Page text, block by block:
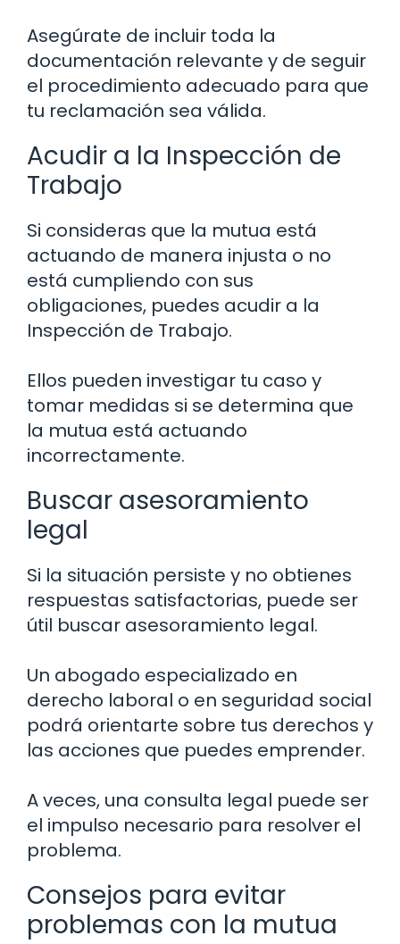
Asegúrate de incluir toda la
documentación relevante y de seguir
el procedimiento adecuado para que
tu reclamación sea válida.
Acudir a la Inspección de
Trabajo
Si consideras que la mutua está
actuando de manera injusta o no
está cumpliendo con sus
obligaciones, puedes acudir a la
Inspección de Trabajo.
Ellos pueden investigar tu caso y
tomar medidas si se determina que
la mutua está actuando
incorrectamente.
Buscar asesoramiento
legal
Si la situación persiste y no obtienes
respuestas satisfactorias, puede ser
útil buscar asesoramiento legal.
Un abogado especializado en
derecho laboral o en seguridad social
podrá orientarte sobre tus derechos y
las acciones que puedes emprender.
A veces, una consulta legal puede ser
el impulso necesario para resolver el
problema.
Consejos para evitar
problemas con la mutua